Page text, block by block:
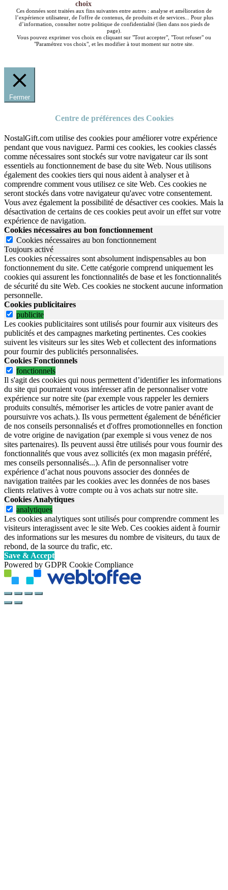
choix
Ces données sont traitées aux fins suivantes entre autres : analyse et amélioration de
l’expérience utilisateur, de l'offre de contenus, de produits et de services... Pour plus
d’information, consulter notre politique de confidentialité (lien dans nos pieds de
page).
Vous pouvez exprimer vos choix en cliquant sur "Tout accepter", "Tout refuser" ou
"Paramétrez vos choix", et les modifier à tout moment sur notre site.
Fermer
Centre de préférences des Cookies
NostalGift.com utilise des cookies pour améliorer votre expérience
pendant que vous naviguez. Parmi ces cookies, les cookies classés
comme nécessaires sont stockés sur votre navigateur car ils sont
essentiels au fonctionnement de base du site Web. Nous utilisons
également des cookies tiers qui nous aident à analyser et à
comprendre comment vous utilisez ce site Web. Ces cookies ne
seront stockés dans votre navigateur qu'avec votre consentement.
Vous avez également la possibilité de désactiver ces cookies. Mais la
désactivation de certains de ces cookies peut avoir un effet sur votre
expérience de navigation.
Cookies nécessaires au bon fonctionnement
Cookies nécessaires au bon fonctionnement
Toujours activé
Les cookies nécessaires sont absolument indispensables au bon
fonctionnement du site. Cette catégorie comprend uniquement les
cookies qui assurent les fonctionnalités de base et les fonctionnalités
de sécurité du site Web. Ces cookies ne stockent aucune information
personnelle.
Cookies publicitaires
publicite
Les cookies publicitaires sont utilisés pour fournir aux visiteurs des
publicités et des campagnes marketing pertinentes. Ces cookies
suivent les visiteurs sur les sites Web et collectent des informations
pour fournir des publicités personnalisées.
Cookies Fonctionnels
fonctionnels
Il s'agit des cookies qui nous permettent d’identifier les informations
du site qui pourraient vous intéresser afin de personnaliser votre
expérience sur notre site (par exemple vous rappeler les derniers
produits consultés, mémoriser les articles de votre panier avant de
poursuivre vos achats.). Ils vous permettent également de bénéficier
de nos conseils personnalisés et d'offres promotionnelles en fonction
de votre origine de navigation (par exemple si vous venez de nos
sites partenaires). Ils peuvent aussi être utilisés pour vous fournir des
fonctionnalités que vous avez sollicités (ex mon magasin préféré,
mes conseils personnalisés...). Afin de personnaliser votre
expérience d’achat nous pouvons associer des données de
navigation traitées par les cookies avec les données de nos bases
clients relatives à votre compte ou à vos achats sur notre site.
Cookies Analytiques
analytiques
Les cookies analytiques sont utilisés pour comprendre comment les
visiteurs interagissent avec le site Web. Ces cookies aident à fournir
des informations sur les mesures du nombre de visiteurs, du taux de
rebond, de la source du trafic, etc.
Save & Accept
Powered by GDPR Cookie Compliance